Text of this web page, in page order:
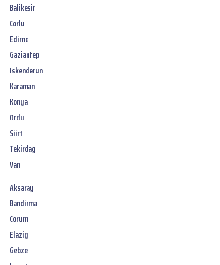
Balikesir
Corlu
Edirne
Gaziantep
Iskenderun
Karaman
Konya
Ordu
Siirt
Tekirdag
Van
Aksaray
Bandirma
Corum
Elazig
Gebze